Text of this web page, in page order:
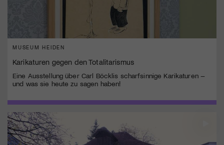
MUSEUM HEIDEN
Karikaturen gegen den Totalitarismus
Eine Ausstellung über Carl Böcklis scharfsinnige Karikaturen –
und was sie heute zu sagen haben!